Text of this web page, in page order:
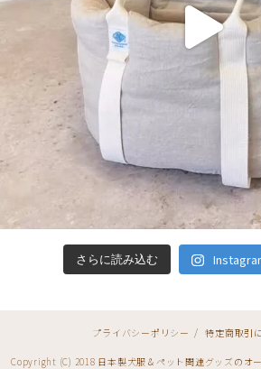
さらに読み込む
プライバシーポリシー / 特定商取引
Copyright (C) 2018 日本製犬服＆ペット関連グッズのオ